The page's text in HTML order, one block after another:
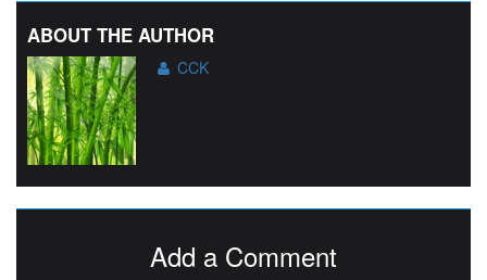
ABOUT THE AUTHOR
CCK
Add a Comment